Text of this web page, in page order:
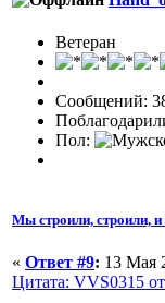
Ветеран
Сообщений:
Пол:
Мы строили, строили, и
« Ответ #9: 13 Мая
Цитата: VVS0315